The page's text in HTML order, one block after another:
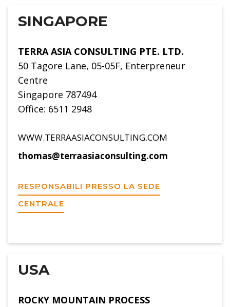
SINGAPORE
TERRA ASIA CONSULTING PTE. LTD.
50 Tagore Lane, 05-05F, Enterpreneur
Centre
Singapore 787494
Office: 6511 2948
WWW.TERRAASIACONSULTING.COM
thomas@terraasiaconsulting.com
RESPONSABILI PRESSO LA SEDE
CENTRALE
USA
ROCKY MOUNTAIN PROCESS